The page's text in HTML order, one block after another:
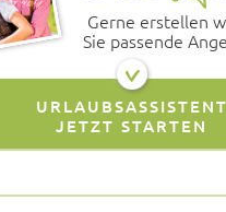
Gerne erstellen
Sie passende
URLAUBSASSISTENT
JETZT STARTEN